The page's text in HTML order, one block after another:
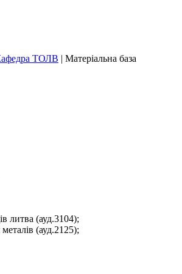
ТОЛВ | Матеріальна база
литва (ауд.3104);
(ауд.2125);